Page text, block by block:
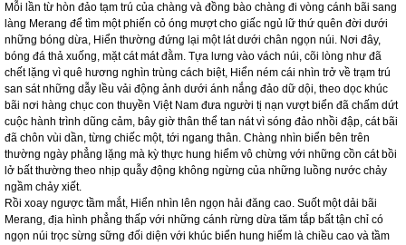
Mỗi lần từ hòn đảo tạm trú của chàng và đồng bào chàng đi vòng cánh bãi sang
làng Merang để tìm một phiến cỏ óng mượt cho giấc ngủ lữ thứ quên đời dưới
những bóng dừa, Hiển thường đứng lại một lát dưới chân ngọn núi. Nơi đây,
bóng đá thả xuống, mặt cát mát đằm. Tựa lưng vào vách núi, cõi lòng như đã
chết lặng vì quê hương nghìn trùng cách biệt, Hiển ném cái nhìn trở về trạm trú
san sát những dẫy lều vải động ảnh dưới ánh nắng đảo dữ dội, theo dọc khúc
bãi nơi hàng chục con thuyền Việt Nam đưa người tị nạn vượt biển đã chấm dứt
cuộc hành trình dũng cảm, bây giờ thân thể tan nát vì sóng đảo nhồi đập, cát bãi
đã chôn vùi dần, từng chiếc một, tới ngang thân. Chàng nhìn biển bên trên
thường ngày phẳng lặng mà kỳ thực hung hiểm vô chừng với những cồn cát bồi
lở bất thường theo nhịp quẫy động không ngừng của những luồng nước chảy
ngầm chảy xiết.
Rồi xoay ngược tầm mắt, Hiển nhìn lên ngọn hải đăng cao. Suốt một dải bãi
Merang, địa hình phẳng thấp với những cánh rừng dừa tăm tắp bất tận chỉ có
ngọn núi trọc sừng sững đối diện với khúc biển hung hiểm là chiều cao và tầm